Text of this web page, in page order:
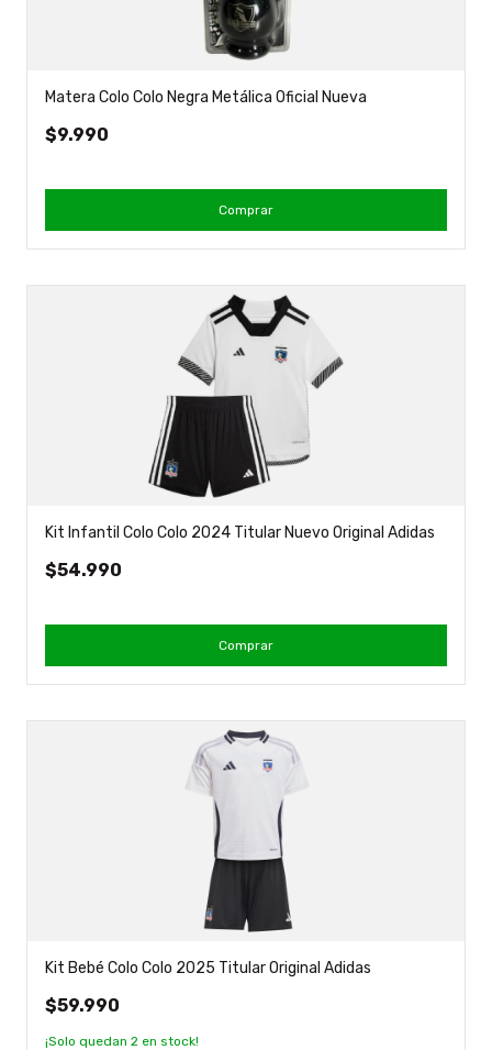
Matera Colo Colo Negra Metálica Oficial Nueva
$9.990
Comprar
Kit Infantil Colo Colo 2024 Titular Nuevo Original Adidas
$54.990
Comprar
Kit Bebé Colo Colo 2025 Titular Original Adidas
$59.990
¡Solo quedan 2 en stock!